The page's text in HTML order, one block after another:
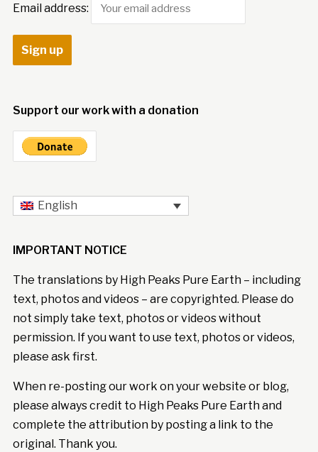
Email address:
Support our work with a donation
English
IMPORTANT NOTICE
The translations by High Peaks Pure Earth – including
text, photos and videos – are copyrighted. Please do
not simply take text, photos or videos without
permission. If you want to use text, photos or videos,
please ask first.
When re-posting our work on your website or blog,
please always credit to High Peaks Pure Earth and
complete the attribution by posting a link to the
original. Thank you.